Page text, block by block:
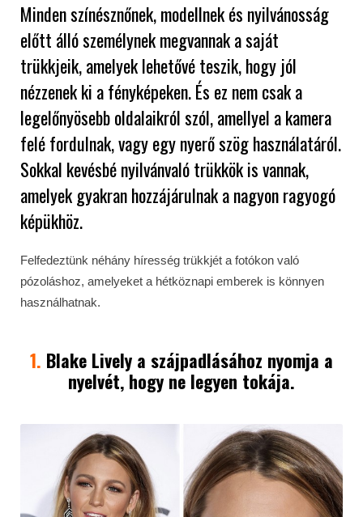
Minden színésznőnek, modellnek és nyilvánosság
előtt álló személynek megvannak a saját
trükkjeik, amelyek lehetővé teszik, hogy jól
nézzenek ki a fényképeken. És ez nem csak a
legelőnyösebb oldalaikról szól, amellyel a kamera
felé fordulnak, vagy egy nyerő szög használatáról.
Sokkal kevésbé nyilvánvaló trükkök is vannak,
amelyek gyakran hozzájárulnak a nagyon ragyogó
képükhöz.
Felfedeztünk néhány híresség trükkjét a fotókon való
pózoláshoz, amelyeket a hétköznapi emberek is könnyen
használhatnak.
1. Blake Lively a szájpadlásához nyomja a
nyelvét, hogy ne legyen tokája.